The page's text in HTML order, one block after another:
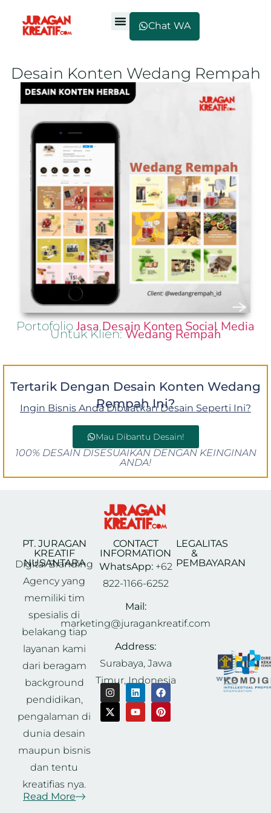
Chat WA
Desain Konten Wedang Rempah
Portofolio Jasa Desain Konten Social Media
Untuk Klien:Wedang Rempah
Tertarik Dengan Desain Konten Wedang
Rempah Ini?
Ingin Bisnis Anda Dibuatkan Desain Seperti Ini?
Mau Dibantu Desain!
100% DESAIN DISESUAIKAN DENGAN KEINGINAN
ANDA!
PT. JURAGAN
KREATIF
NUSANTARA
Digital Branding
Agency yang
memiliki tim
spesialis di
belakang tiap
layanan kami
dari beragam
background
pendidikan,
pengalaman di
dunia desain
maupun bisnis
dan tentu
kreatifias nya.
Read More
CONTACT
INFORMATION
WhatsApp:+62
822-1166-6252
Mail:
marketing@juragankreatif.com
Address:
Surabaya, Jawa
Timur, Indonesia
LEGALITAS
&
PEMBAYARAN